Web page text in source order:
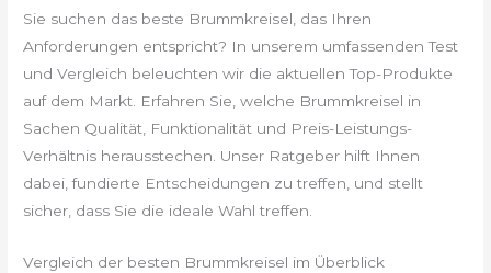
Sie suchen das beste Brummkreisel, das Ihren
Anforderungen entspricht? In unserem umfassenden Test
und Vergleich beleuchten wir die aktuellen Top-Produkte
auf dem Markt. Erfahren Sie, welche Brummkreisel in
Sachen Qualität, Funktionalität und Preis-Leistungs-
Verhältnis herausstechen. Unser Ratgeber hilft Ihnen
dabei, fundierte Entscheidungen zu treffen, und stellt
sicher, dass Sie die ideale Wahl treffen.
Vergleich der besten Brummkreisel im Überblick